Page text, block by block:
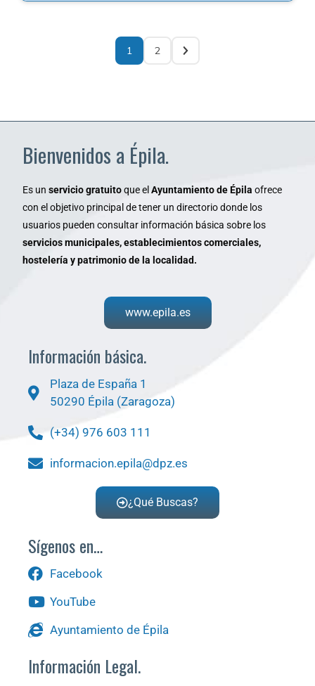
1 2
Bienvenidos a Épila.
Es un servicio gratuitoque el Ayuntamiento de Épila ofrece
con el objetivo principal de tener un directorio donde los
usuarios pueden consultar información básica sobre los
servicios municipales, establecimientos comerciales,
hostelería y patrimonio de la localidad.
www.epila.es
Información básica.
Plaza de España 1
50290 Épila (Zaragoza)
(+34) 976 603 111
informacion.epila@dpz.es
¿Qué Buscas?
Sígenos en…
Facebook
YouTube
Ayuntamiento de Épila
Información Legal.